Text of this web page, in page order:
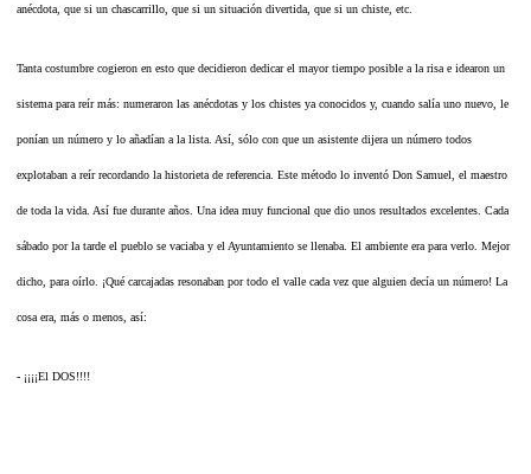
anécdota, que si un chascarrillo, que si un situación divertida, que si un chiste, etc.
Tanta costumbre cogieron en esto que decidieron dedicar el mayor tiempo posible a la risa e idearon un
sistema para reír más: numeraron las anécdotas y los chistes ya conocidos y, cuando salía uno nuevo, le
ponían un número y lo añadían a la lista. Así, sólo con que un asistente dijera un número todos
explotaban a reír recordando la historieta de referencia. Este método lo inventó Don Samuel, el maestro
de toda la vida. Así fue durante años. Una idea muy funcional que dio unos resultados excelentes. Cada
sábado por la tarde el pueblo se vaciaba y el Ayuntamiento se llenaba. El ambiente era para verlo. Mejor
dicho, para oírlo. ¡Qué carcajadas resonaban por todo el valle cada vez que alguien decía un número! La
cosa era, más o menos, así:
- ¡¡¡¡El DOS!!!!